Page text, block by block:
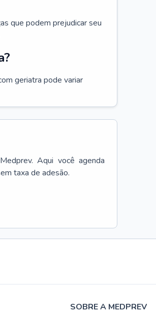
que podem prejudicar seu
geriatra pode variar
Aqui você agenda
taxa de adesão.
SOBRE A MEDPREV